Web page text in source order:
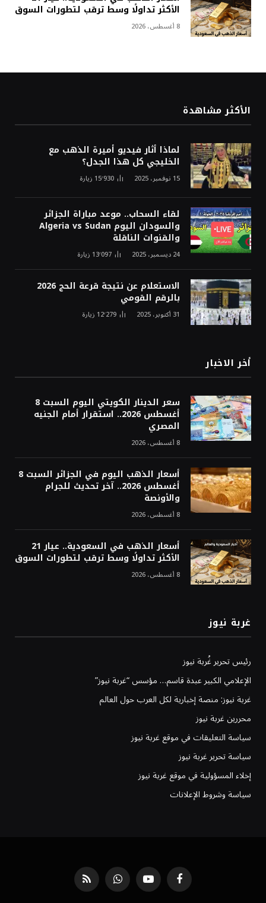
الأكثر تداولًا وسط ترقب لتطورات السوق
8 أغسطس، 2026
الأكثر مشاهدة
لماذا أثار فيديو أميرة الذهب مع
الخليجي كل هذا الجدل؟
15 نوفمبر، 2025 15٬930 زيارة
لقاء السحاب.. موعد مباراة الجزائر
والسودان اليوم Algeria vs Sudan
والقنوات الناقلة
24 ديسمبر، 2025 13٬097 زيارة
الاستعلام عن نتيجة قرعة الحج 2026
بالرقم القومي
31 أكتوبر، 2025 12٬279 زيارة
أخر الاخبار
سعر الدينار الكويتي اليوم السبت 8
أغسطس 2026.. استقرار أمام الجنيه
المصري
8 أغسطس، 2026
أسعار الذهب اليوم في الجزائر السبت 8
أغسطس 2026.. آخر تحديث للجرام
والأونصة
8 أغسطس، 2026
أسعار الذهب في السعودية.. عيار 21
الأكثر تداولًا وسط ترقب لتطورات السوق
8 أغسطس، 2026
غربة نيوز
رئيس تحرير غُربة نيوز
الإعلامي الكبير عبدة قاسم… مؤسس “غربة نيوز”
غربة نيوز: منصة إخبارية لكل العرب حول العالم
محررين غربة نيوز
سياسة التعليقات في موقع غربة نيوز
سياسة تحرير غربة نيوز
إخلاء المسؤولية في موقع غربة نيوز
سياسة وشروط الإعلانات
فيسبوك يوتيوب واتساب RSS